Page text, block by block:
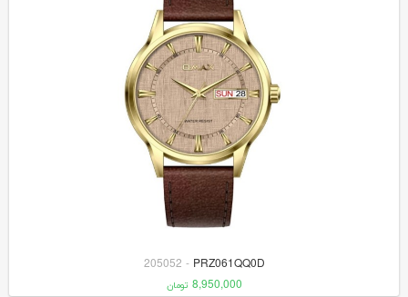
PRZ061QQ0D
-
205052
8,950,000 تومان